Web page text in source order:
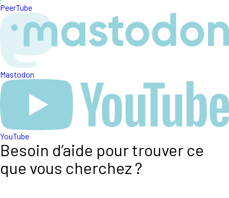
PeerTube
Mastodon
YouTube
Besoin d’aide pour trouver ce
que vous cherchez ?